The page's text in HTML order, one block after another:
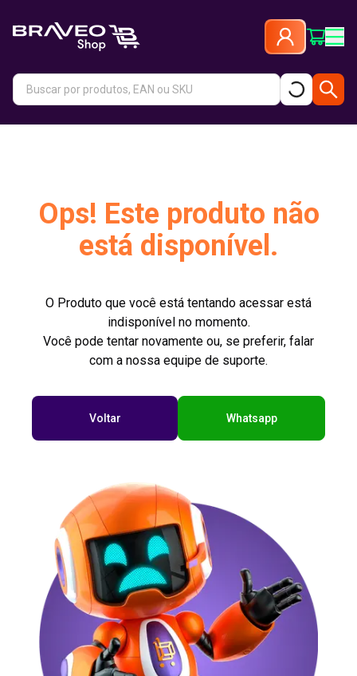
Ops! Este produto não
está disponível.
O Produto que você está tentando acessar está
indisponível no momento.
Você pode tentar novamente ou, se preferir, falar
com a nossa equipe de suporte.
Voltar Whatsapp